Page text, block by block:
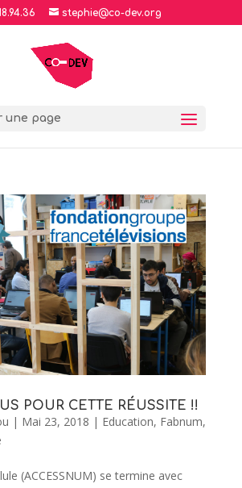
stephie@co-dev.org
une page
POUR CETTE RÉUSSITE !!
| Mai 23, 2018 | Education, Fabnum,
(ACCESSNUM) se termine avec